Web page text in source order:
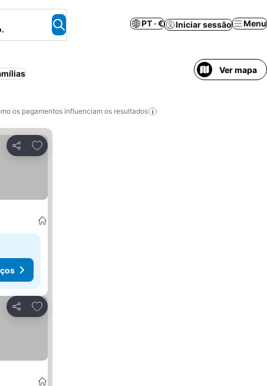
PT · € Iniciar sessão Menu
Ver mapa
os pagamentos influenciam os resultados
Partilhar
Adicionar aos favoritos
Partilhar
Adicionar aos favoritos